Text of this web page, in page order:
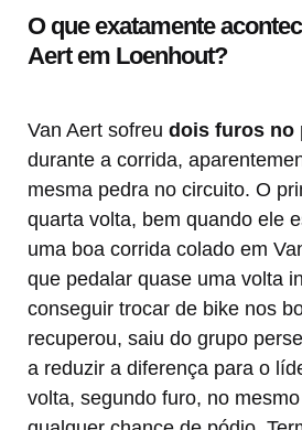
O que exatamente
Aert em Loenhout?
Van Aert sofreu dois furos no
durante a corrida,
mesma pedra no circuito. O
quarta volta, bem quando ele
uma boa corrida colado em
que pedalar quase uma volta
conseguir trocar de bike nos
recuperou, saiu do grupo
a reduzir a diferença para o
volta, segundo furo, no